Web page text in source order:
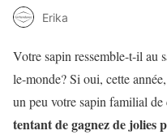
Erika
Votre sapin ressemble-t-il au
le-monde? Si oui, cette
un peu votre sapin familial
tentant de gagnez de jolies